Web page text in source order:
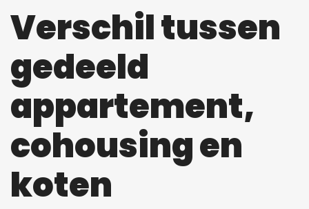
Verschil tussen
gedeeld
appartement,
cohousing en
koten